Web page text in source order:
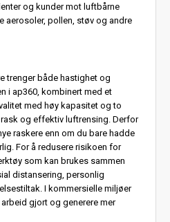
og kunder mot luftbårne
aerosoler, pollen, støv og andre
trenger både hastighet og
i ap360, kombinert med et
med høy kapasitet og to
og effektiv luftrensing. Derfor
raskere enn om du bare hadde
For å redusere risikoen for
som kan brukes sammen
distansering, personlig
I kommersielle miljøer
gjort og generere mer